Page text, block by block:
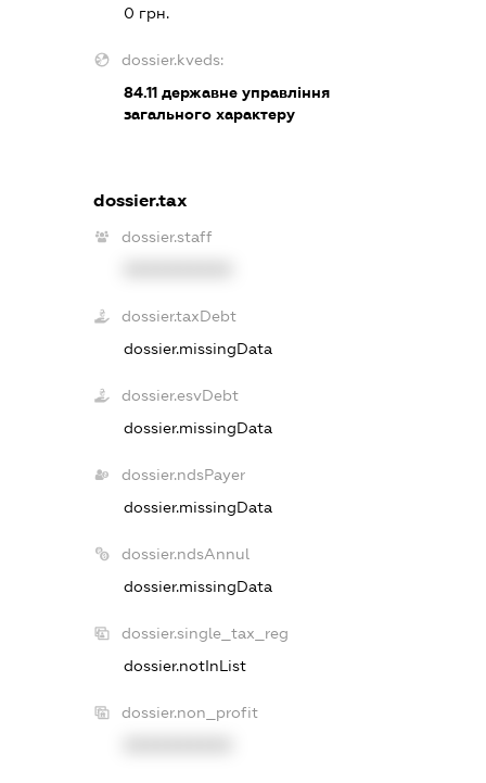
0 грн.
dossier.kveds:
84.11 державне управління
загального характеру
dossier.tax
dossier.staff
dossier.taxDebt
dossier.missingData
dossier.esvDebt
dossier.missingData
dossier.ndsPayer
dossier.missingData
dossier.ndsAnnul
dossier.missingData
dossier.single_tax_reg
dossier.notInList
dossier.non_profit